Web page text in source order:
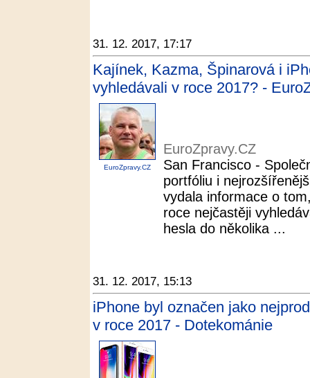
31. 12. 2017, 17:17
Kajínek, Kazma, Špinarová i
vyhledávali v roce 2017? -
EuroZpravy.CZ
EuroZpravy.CZ
San Francisco -
portfóliu i
vydala informace o
roce nejčastěji
hesla do několika ...
31. 12. 2017, 15:13
iPhone byl označen jako
v roce 2017 - Dotekománie